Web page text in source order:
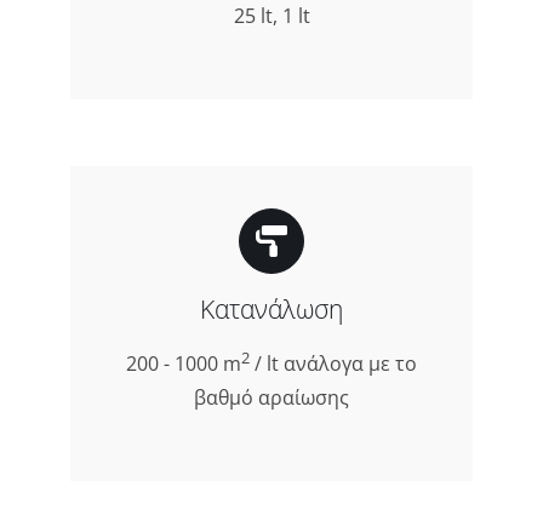
25 lt, 1 lt
Κατανάλωση
200 - 1000 m2 / lt ανάλογα με το
βαθμό αραίωσης